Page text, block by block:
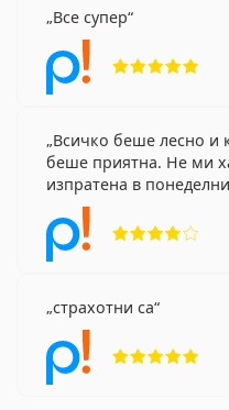
Все супер
Всичко беше лесно и
беше приятна. Не ми
изпратена в
страхотни са